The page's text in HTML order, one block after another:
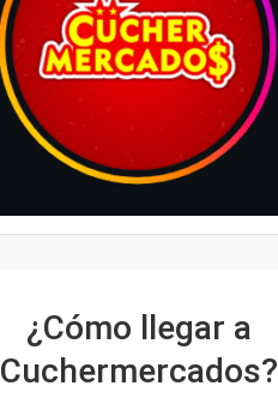
¿Cómo llegar a
Cuchermercados?